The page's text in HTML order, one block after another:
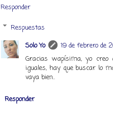
Responder
Respuestas
Solo Yo
19 de febrero de
Gracias wapísima, yo creo
iguales, hay que buscar lo
vaya bien..
Responder